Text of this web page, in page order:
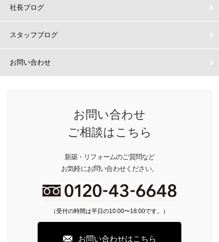
社長ブログ
スタッフブログ
お問い合わせ
お問い合わせ
ご相談はこちら
新築・リフォームのご質問など
お気軽にお問い合わせください。
（受付の時間は平日の10:00〜18:00です。）
お問い合わせはこちら